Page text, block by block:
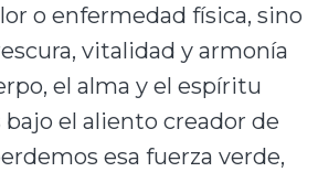
o enfermedad física, sino
vitalidad y armonía
el alma y el espíritu
el aliento creador de
esa fuerza verde,